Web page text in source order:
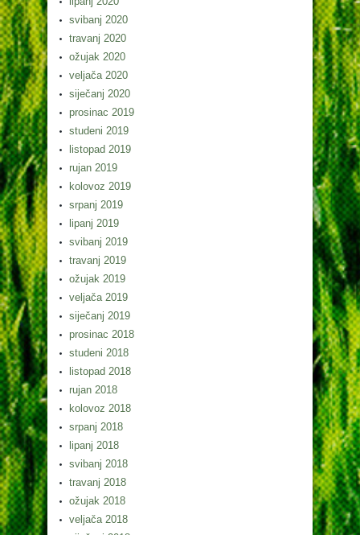
svibanj 2020
travanj 2020
ožujak 2020
veljača 2020
siječanj 2020
prosinac 2019
studeni 2019
listopad 2019
rujan 2019
kolovoz 2019
srpanj 2019
lipanj 2019
svibanj 2019
travanj 2019
ožujak 2019
veljača 2019
siječanj 2019
prosinac 2018
studeni 2018
listopad 2018
rujan 2018
kolovoz 2018
srpanj 2018
lipanj 2018
svibanj 2018
travanj 2018
ožujak 2018
veljača 2018